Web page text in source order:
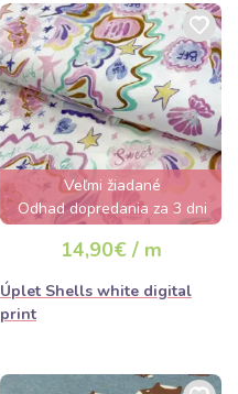
Veľmi žiadané
Odhad dopredania za 3 dni
14,90€ / m
Úplet Shells white digital
print